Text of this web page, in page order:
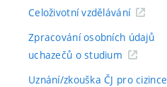
Celoživotní vzdělávání
Zpracování osobních údajů
uchazečů o studium
Uznání/zkouška ČJ pro cizince